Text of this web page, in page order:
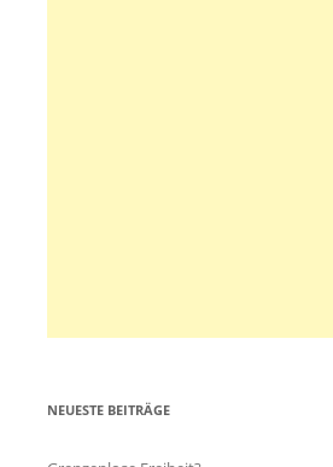
NEUESTE BEITRÄGE